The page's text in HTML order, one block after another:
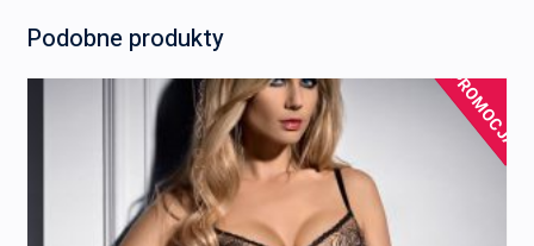
Podobne produkty
PROMOCJA!